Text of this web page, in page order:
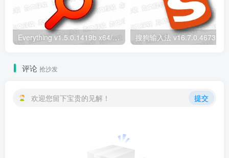
Everything v1.5.0.1419b x64/x86 便携版 – 极速本地文件搜索工具
评论 抢沙发
欢迎您留下宝贵的见解！ 提交